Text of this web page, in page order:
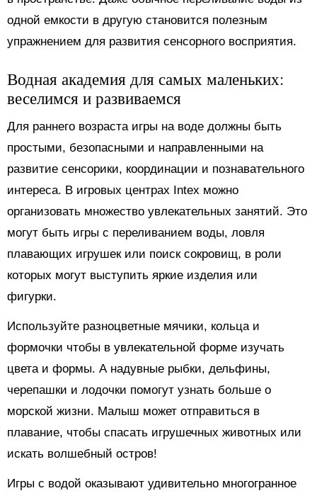
одной емкости в другую становится полезным
упражнением для развития сенсорного восприятия.
Водная академия для самых маленьких:
веселимся и развиваемся
Для раннего возраста игры на воде должны быть
простыми, безопасными и направленными на
развитие сенсорики, координации и познавательного
интереса. В игровых центрах Intex можно
организовать множество увлекательных занятий. Это
могут быть игры с переливанием воды, ловля
плавающих игрушек или поиск сокровищ, в роли
которых могут выступить яркие изделия или
фигурки.
Используйте разноцветные мячики, кольца и
формочки чтобы в увлекательной форме изучать
цвета и формы. А надувные рыбки, дельфины,
черепашки и лодочки помогут узнать больше о
морской жизни. Малыш может отправиться в
плавание, чтобы спасать игрушечных животных или
искать волшебный остров!
Игры с водой оказывают удивительно многогранное